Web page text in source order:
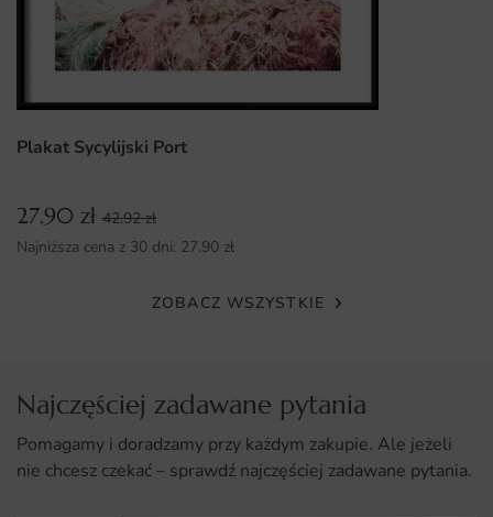
Plakat Sycylijski Port
27.90 zł 42.92zł
Najniższa cena z 30 dni: 27.90 zł
ZOBACZ WSZYSTKIE
Najczęściej zadawane pytania
Pomagamy i doradzamy przy każdym zakupie. Ale jeżeli
nie chcesz czekać – sprawdź najczęściej zadawane pytania.